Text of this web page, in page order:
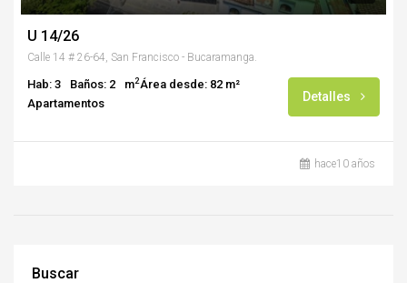
U 14/26
Calle 14 # 26-64, San Francisco - Bucaramanga.
Hab: 3 Baños: 2 m2Área desde: 82 m²
Apartamentos
Detalles
hace10 años
Buscar